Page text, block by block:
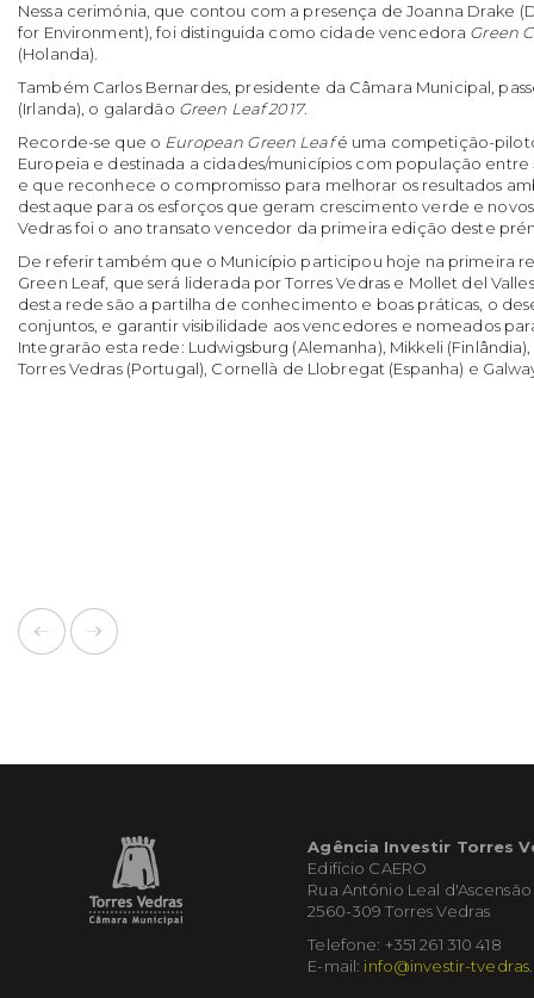
Nessa cerimónia, que contou com a presença de Joanna Drake
for Environment), foi distinguida como cidade vencedora Green
(Holanda).
Também Carlos Bernardes, presidente da Câmara Municipal,
(Irlanda), o galardão Green Leaf 2017.
Recorde-se que o European Green Leafé uma competição-
Europeia e destinada a cidades/municípios com população entre
e que reconhece o compromisso para melhorar os resultados
destaque para os esforços que geram crescimento verde e
Vedras foi o ano transato vencedor da primeira edição deste
De referir também que o Município participou hoje na primeira
Green Leaf, que será liderada por Torres Vedras e Mollet del
desta rede são a partilha de conhecimento e boas práticas, o
conjuntos, e garantir visibilidade aos vencedores e nomeados
Integrarão esta rede: Ludwigsburg (Alemanha), Mikkeli
Torres Vedras (Portugal), Cornellà de Llobregat (Espanha) e
Agência Investir Torres
Edifício CAERO
Rua António Leal d'Ascensão
2560-309 Torres Vedras
Telefone: +351 261 310 418
E-mail: info@investir-